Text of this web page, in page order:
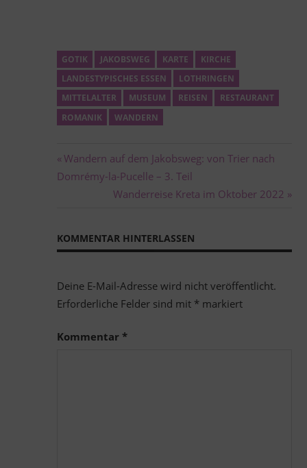
GOTIK JAKOBSWEG KARTE
KIRCHE
LANDESTYPISCHES ESSEN
LOTHRINGEN
MITTELALTER
MUSEUM REISEN
RESTAURANT
ROMANIK
WANDERN
Beitragsnavigation
Vorheriger
Beitrag:
Wandern auf dem Jakobsweg: von Trier nach
Domrémy-la-Pucelle – 3. Teil
Nächster
Wanderreise Kreta im Oktober 2022
KOMMENTAR HINTERLASSEN
Deine E-Mail-Adresse wird nicht veröffentlicht.
Erforderliche Felder sind mit * markiert
Kommentar *